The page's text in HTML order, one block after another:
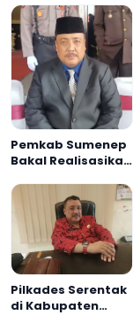
Pemkab Sumenep
Bakal Realisasikan
Pilkades Serentak
di Kabupaten